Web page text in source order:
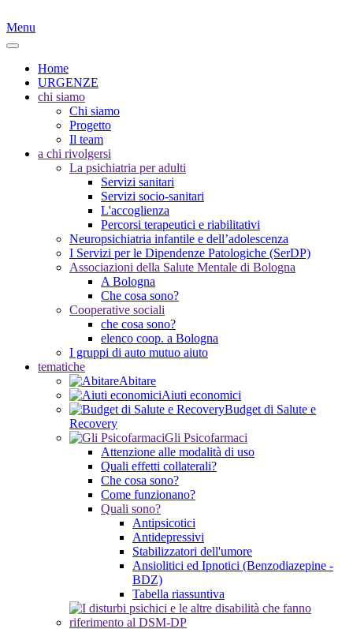
Menu
Home
URGENZE
chi siamo
Chi siamo
Progetto
Il team
a chi rivolgersi
La psichiatria per adulti
Servizi sanitari
Servizi socio-sanitari
L'accoglienza
Percorsi terapeutici e riabilitativi
Neuropsichiatria infantile e dell’adolescenza
I Servizi per le Dipendenze Patologiche (SerDP)
Associazioni della Salute Mentale di Bologna
A Bologna
Che cosa sono?
Cooperative sociali
che cosa sono?
elenco coop. a Bologna
I gruppi di auto mutuo aiuto
tematiche
Abitare
Aiuti economici
Budget di Salute e
Recovery
Gli Psicofarmaci
Attenzione alle modalità di uso
Quali effetti collaterali?
Che cosa sono?
Come funzionano?
Quali sono?
Antipsicotici
Antidepressivi
Stabilizzatori dell'umore
Ansiolitici ed Ipnotici (Benzodiazepine -
BDZ)
Tabella riassuntiva